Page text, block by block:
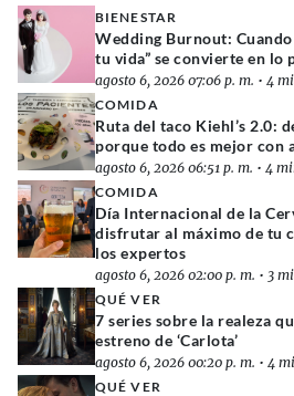
BIENESTAR
Wedding Burnout:
tu vida” se convierte en lo
agosto 6, 2026 07:06 p. m. • 4
COMIDA
Ruta del taco Kiehl’s 2.0:
porque todo es mejor con
agosto 6, 2026 06:51 p. m. • 4
COMIDA
Día Internacional de la
disfrutar al máximo de tu
los expertos
agosto 6, 2026 02:00 p. m. • 3
QUÉ VER
7 series sobre la realeza
estreno de ‘Carlota’
agosto 6, 2026 00:20 p. m. • 4
QUÉ VER